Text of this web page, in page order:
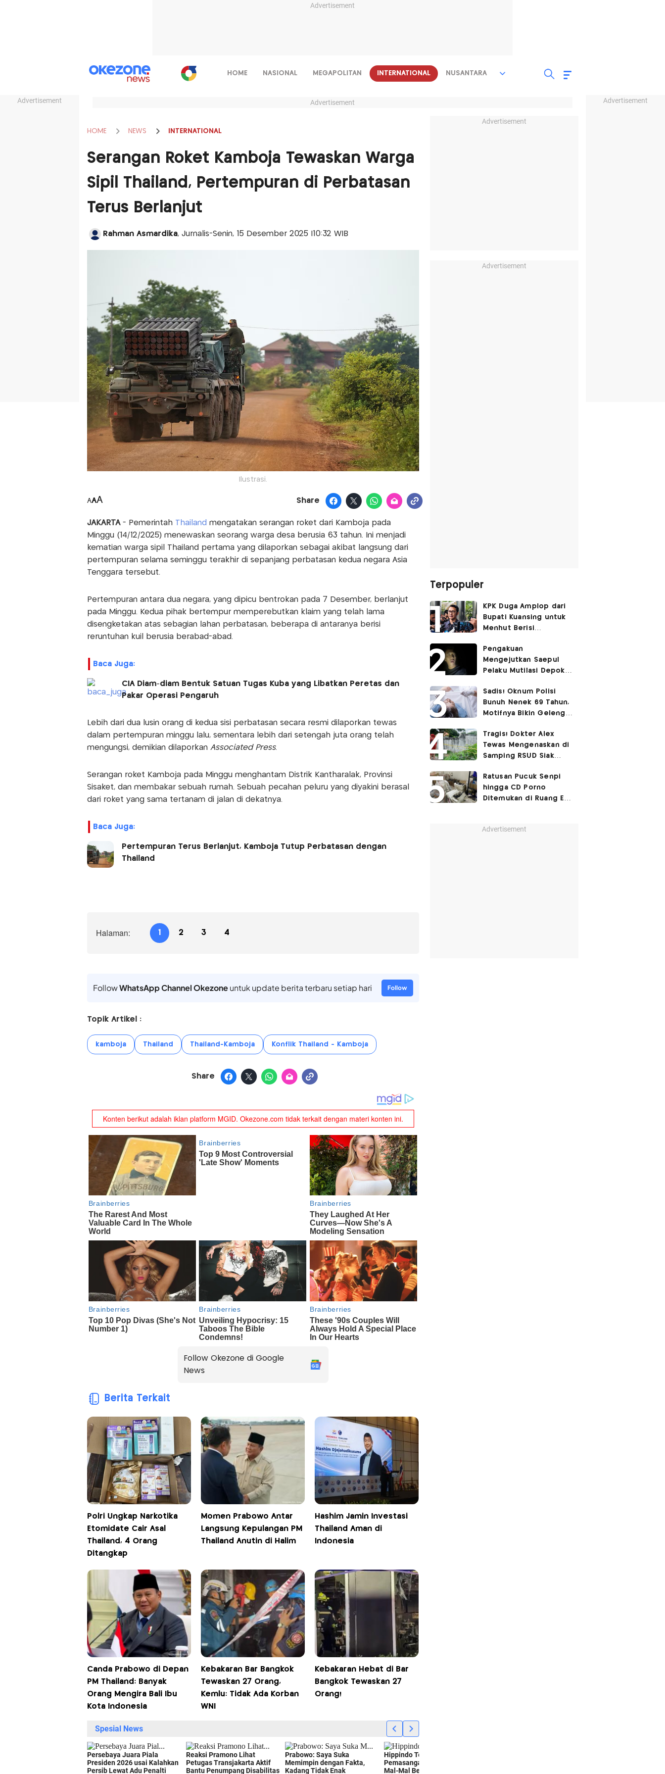
Advertisement
Advertisement Advertisement
HOME NASIONAL MEGAPOLITAN INTERNATIONAL NUSANTARA
Advertisement
HOME NEWS INTERNATIONAL
Serangan Roket Kamboja Tewaskan Warga
Sipil Thailand, Pertempuran di Perbatasan
Terus Berlanjut
Rahman Asmardika, Jurnalis-Senin, 15 Desember 2025 |10:32 WIB
Ilustrasi.
AAA Share
JAKARTA - Pemerintah Thailand mengatakan serangan roket dari Kamboja pada
Minggu (14/12/2025) menewaskan seorang warga desa berusia 63 tahun. Ini menjadi
kematian warga sipil Thailand pertama yang dilaporkan sebagai akibat langsung dari
pertempuran selama seminggu terakhir di sepanjang perbatasan kedua negara Asia
Tenggara tersebut.
Pertempuran antara dua negara, yang dipicu bentrokan pada 7 Desember, berlanjut
pada Minggu. Kedua pihak bertempur memperebutkan klaim yang telah lama
disengketakan atas sebagian lahan perbatasan, beberapa di antaranya berisi
reruntuhan kuil berusia berabad-abad.
Baca Juga:
CIA Diam-diam Bentuk Satuan Tugas Kuba yang Libatkan Peretas dan
Pakar Operasi Pengaruh
Lebih dari dua lusin orang di kedua sisi perbatasan secara resmi dilaporkan tewas
dalam pertempuran minggu lalu, sementara lebih dari setengah juta orang telah
mengungsi, demikian dilaporkan Associated Press.
Serangan roket Kamboja pada Minggu menghantam Distrik Kantharalak, Provinsi
Sisaket, dan membakar sebuah rumah. Sebuah pecahan peluru yang diyakini berasal
dari roket yang sama tertanam di jalan di dekatnya.
Baca Juga:
Pertempuran Terus Berlanjut, Kamboja Tutup Perbatasan dengan
Thailand
Halaman: 1 2 3 4
FollowWhatsApp Channel Okezoneuntuk update berita terbaru setiap hari Follow
Topik Artikel :
kamboja Thailand Thailand-Kamboja Konflik Thailand - Kamboja
Share
Follow Okezone di Google
News
Berita Terkait
Polri Ungkap Narkotika
Etomidate Cair Asal
Thailand, 4 Orang
Ditangkap
Momen Prabowo Antar
Langsung Kepulangan PM
Thailand Anutin di Halim
Hashim Jamin Investasi
Thailand Aman di
Indonesia
Canda Prabowo di Depan
PM Thailand: Banyak
Orang Mengira Bali Ibu
Kota Indonesia
Kebakaran Bar Bangkok
Tewaskan 27 Orang,
Kemlu: Tidak Ada Korban
WNI
Kebakaran Hebat di Bar
Bangkok Tewaskan 27
Orang!
Advertisement
Advertisement
Terpopuler
KPK Duga Amplop dari
Bupati Kuansing untuk
Menhut Berisi
Pengembaliannya
Belum Utuh
Pengakuan
Mengejutkan Saepul
Pelaku Mutilasi Depok:
Korban di Kontrakan
Sadis! Oknum Polisi
Bunuh Nenek 69 Tahun,
Motifnya Bikin Geleng
Tragis! Dokter Alex
Tewas Mengenaskan di
Samping RSUD Siak
Rocuronium
Ratusan Pucuk Senpi
hingga CD Porno
Ditemukan di Ruang Eks
Advertisement